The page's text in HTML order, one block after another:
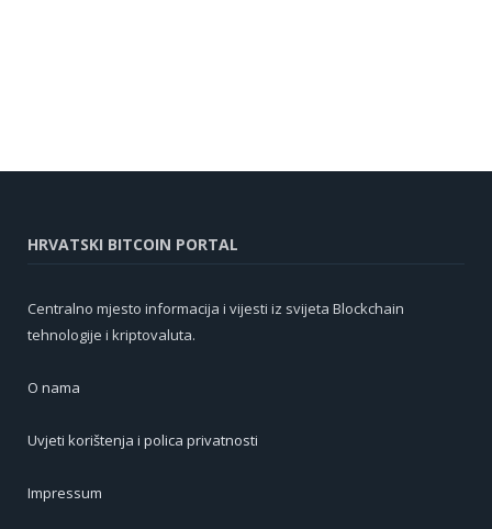
HRVATSKI BITCOIN PORTAL
Centralno mjesto informacija i vijesti iz svijeta Blockchain
tehnologije i kriptovaluta.
O nama
Uvjeti korištenja i polica privatnosti
Impressum